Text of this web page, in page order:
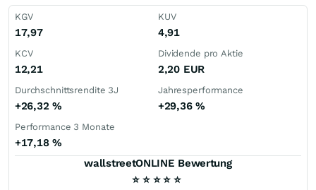
KGV
17,97
KUV
4,91
KCV
12,21
Dividende pro Aktie
2,20 EUR
Durchschnittsrendite 3J
+26,32 %
Jahresperformance
+29,36 %
Performance 3 Monate
+17,18 %
wallstreetONLINE Bewertung
⭐ ⭐ ⭐ ⭐ ⭐